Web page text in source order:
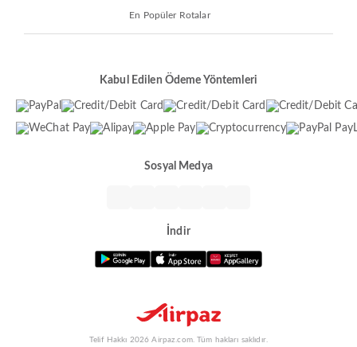
En Popüler Rotalar
Kabul Edilen Ödeme Yöntemleri
Sosyal Medya
İndir
Telif Hakkı 2026 Airpaz.com. Tüm hakları saklıdır.